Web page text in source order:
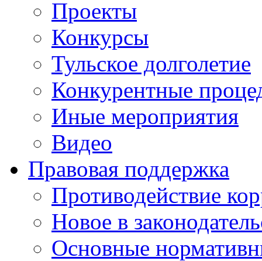
Проекты
Конкурсы
Тульское долголетие
Конкурентные
Иные мероприятия
Видео
Правовая поддержка
Противодействие
Новое в
Основные